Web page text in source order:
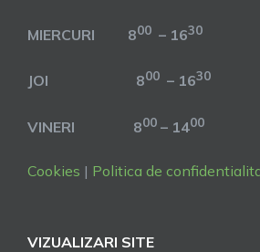
MIERCURI 800 – 1630
JOI 800 – 1630
VINERI 800 – 1400
Cookies | Politica de
VIZUALIZARI SITE